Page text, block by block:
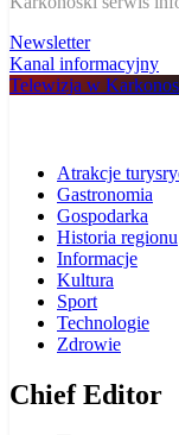
Newsletter
Kanal informacyjny
Telewizja w
Atrakcje
Gastronomia
Gospodarka
Historia regionu
Informacje
Kultura
Sport
Technologie
Zdrowie
Chief Editor